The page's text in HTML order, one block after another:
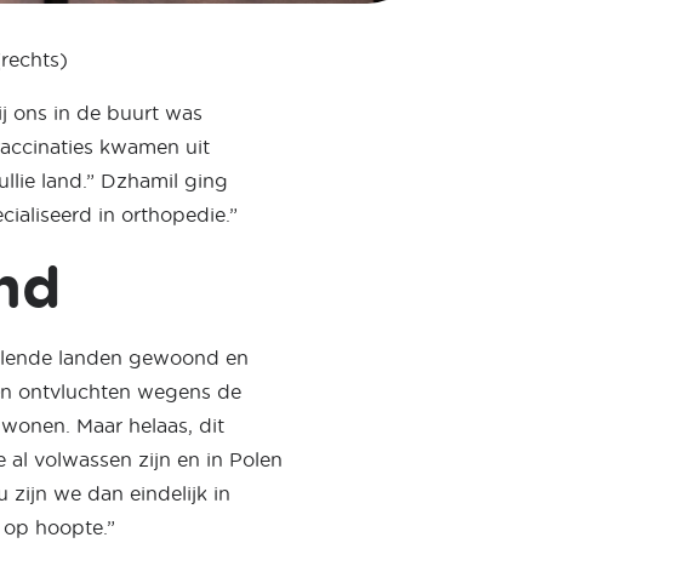
ons in de buurt was
kwamen uit
land.” Dzhamil ging
in orthopedie.”
landen gewoond en
ontvluchten wegens de
Maar helaas, dit
volwassen zijn en in Polen
zijn we dan eindelijk in
hoopte.”